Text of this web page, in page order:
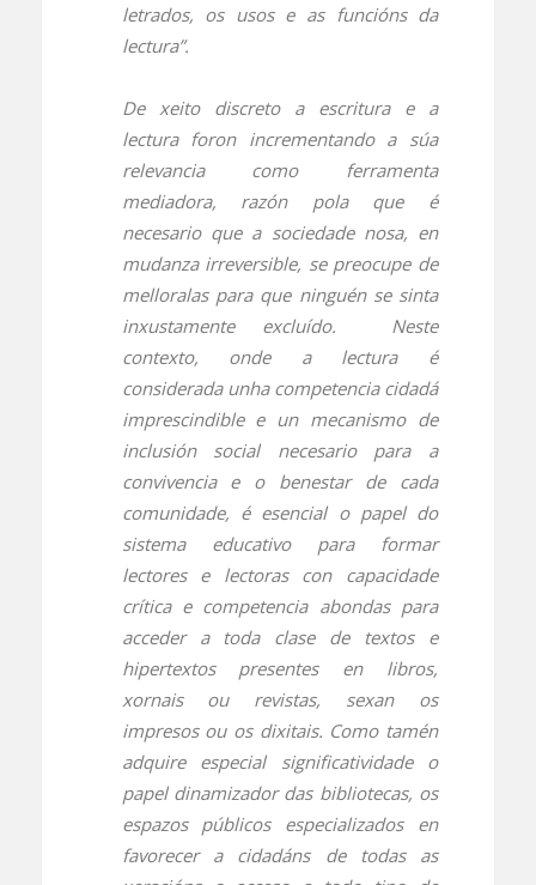
letrados, os usos e as funcións da
lectura”.
De xeito discreto a escritura e a
lectura foron incrementando a súa
relevancia como ferramenta
mediadora, razón pola que é
necesario que a sociedade nosa, en
mudanza irreversible, se preocupe de
melloralas para que ninguén se sinta
inxustamente excluído. Neste
contexto, onde a lectura é
considerada unha competencia cidadá
imprescindible e un mecanismo de
inclusión social necesario para a
convivencia e o benestar de cada
comunidade, é esencial o papel do
sistema educativo para formar
lectores e lectoras con capacidade
crítica e competencia abondas para
acceder a toda clase de textos e
hipertextos presentes en libros,
xornais ou revistas, sexan os
impresos ou os dixitais. Como tamén
adquire especial significatividade o
papel dinamizador das bibliotecas, os
espazos públicos especializados en
favorecer a cidadáns de todas as